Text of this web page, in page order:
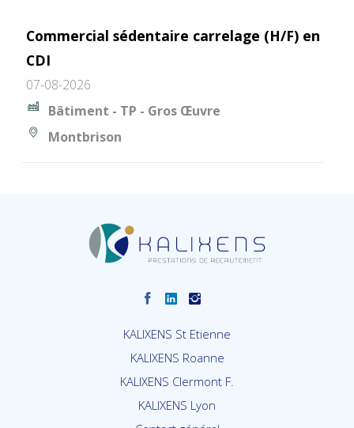
Commercial sédentaire carrelage (H/F) en
CDI
07-08-2026
Bâtiment - TP - Gros Œuvre
Montbrison
KALIXENS St Etienne
KALIXENS Roanne
KALIXENS Clermont F.
KALIXENS Lyon